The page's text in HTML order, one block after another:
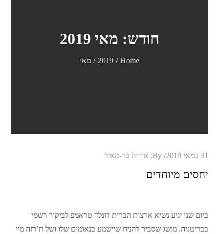
חודש: מאי 2019
Home
2019 מאי
Posted
31 במאי 2019 By: אוריה בר-מאיר
יחסים מיוחדים
ביום שני יגיע נשיא ארצות הברית דונלד טראמפ לביקור רשמי
בבריטניה. מושג שסביר להניח שיישמע בנאומים שלו ושל ת’רזה מיי